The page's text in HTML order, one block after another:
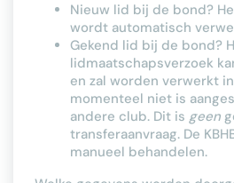
Nieuw lid bij de bond?
wordt automatisch
Gekend lid bij de bond?
lidmaatschapsverzoek
en zal worden verwerkt
momenteel niet is
andere club. Dit is geen
transferaanvraag. De
manueel behandelen.